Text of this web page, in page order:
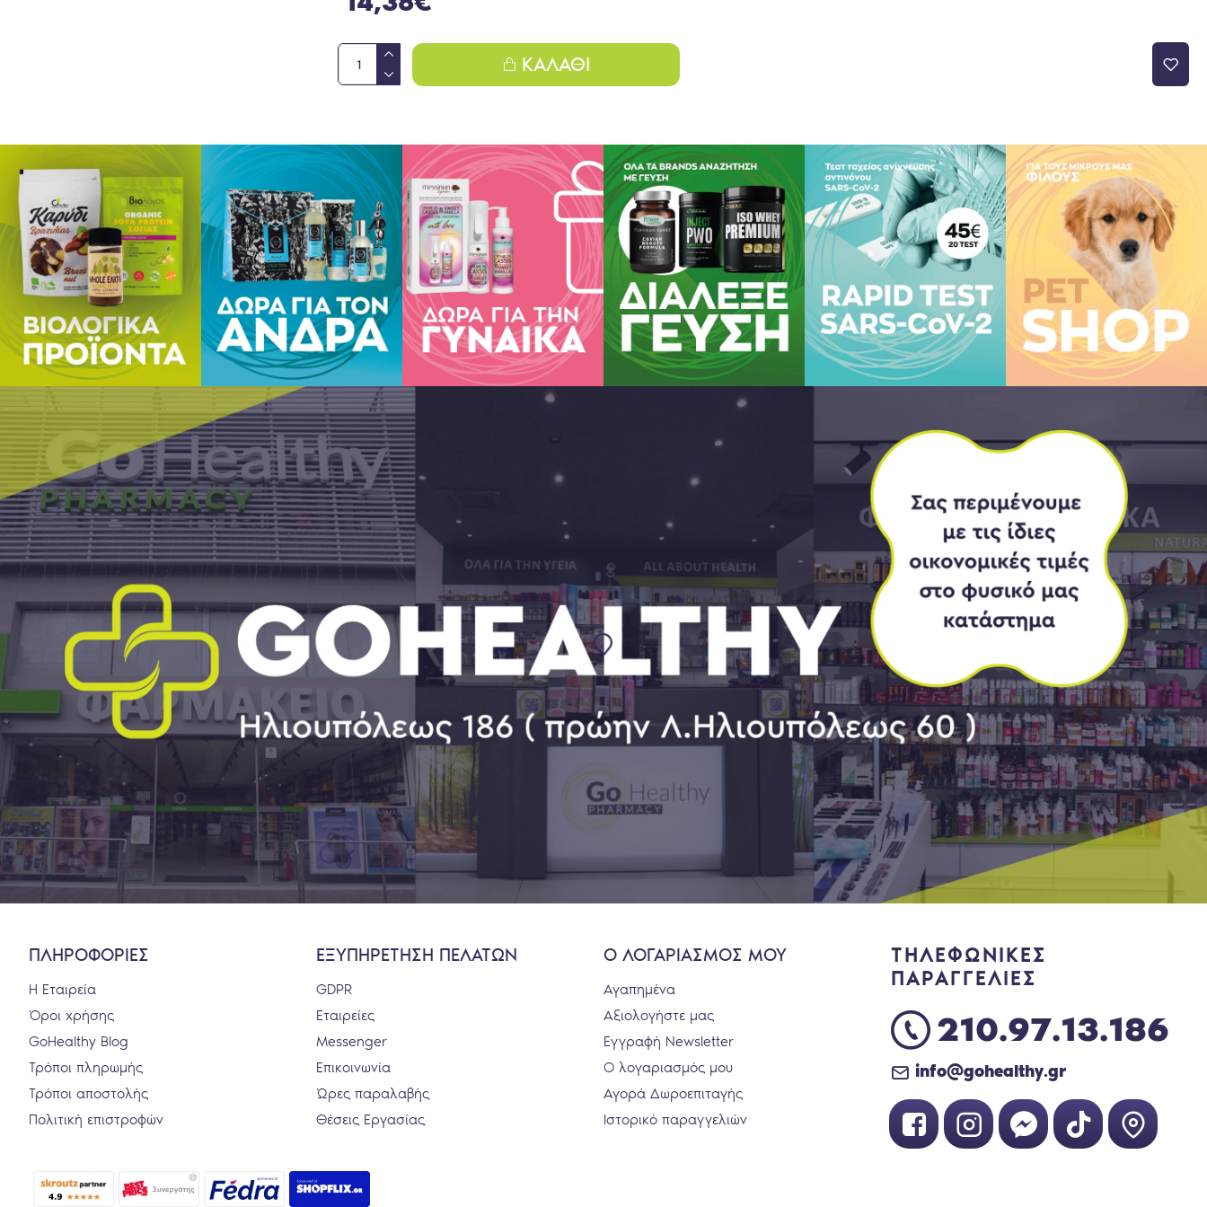
Γιατί η βιταμίνη C της Natural Vitamins περιέχει επιπλέον 50 mg κερσετίνης, η οποία έχει απίθανα
αντιοξειδωτικά οφέλη για τον οργανισμό.
1-3 ταμπλέτες ημερησίως μαζί με τα γεύματα
Να μη γίνεται υπέρβαση της συνιστώμενης ημερήσιας δόσης. Τα συμπληρώματα διατροφής δεν πρέπει να
χρησιμοποιούνται ως υποκατάστατο μίας ισορροπημένης δίαιτας. Το προϊόν αυτό δεν προορίζεται για την
πρόληψη, αγωγή ή θεραπεία ανθρώπινης νόσου. Συμβουλευτείτε τον γιατρό σας αν είστε έγκυος, θηλάζετε,
βρίσκεστε υπό φαρμακευτική αγωγή ή αντιμετωπίζετε προβλήματα υγείας. Να φυλάσσεται μακριά από τα
μικρά παιδιά.
Προϊόν γνωστοποιημένο στον Ε.Ο.Φ. 24375 07/03/2014.
Ο αριθμός γνωστοποίησης στον Ε.Ο.Φ. δεν επέχει θέση άδειας κυκλοφορίας από τον Ε.Ο.Φ.
Συσκευασία:30 καταπινώμενες ταμπλέτες μέγιστης απορρόφησης
ΚΑΛΆΘΙ
ΠΛΗΡΟΦΟΡΙΕΣ
Η Εταιρεία
Όροι χρήσης
GoHealthy Blog
Τρόποι πληρωμής
Τρόποι αποστολής
Πολιτική επιστροφών
ΕΞΥΠΗΡΕΤΗΣΗ ΠΕΛΑΤΩΝ
GDPR
Εταιρείες
Messenger
Επικοινωνία
Ώρες παραλαβής
Θέσεις Εργασίας
Ο ΛΟΓΑΡΙΑΣΜΟΣ ΜΟΥ
Αγαπημένα
Αξιολογήστε μας
Εγγραφή Newsletter
Ο λογαριασμός μου
Αγορά Δωροεπιταγής
Ιστορικό παραγγελιών
ΤΗΛΕΦΩΝΙΚΕΣ
ΠΑΡΑΓΓΕΛΙΕΣ
210.97.13.186
info@gohealthy.gr